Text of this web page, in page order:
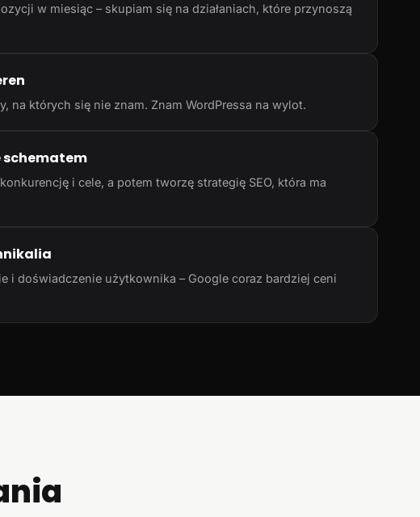
w miesiąc – skupiam się na działaniach, które przynoszą
na których się nie znam. Znam WordPressa na wylot.
schematem
i cele, a potem tworzę strategię SEO, która ma
i doświadczenie użytkownika – Google coraz bardziej ceni